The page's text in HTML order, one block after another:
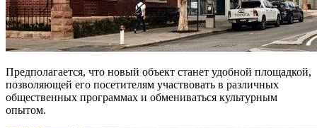
Предполагается, что новый объект станет удобной площадкой,
позволяющей его посетителям участвовать в различных
общественных программах и обмениваться культурным
опытом.